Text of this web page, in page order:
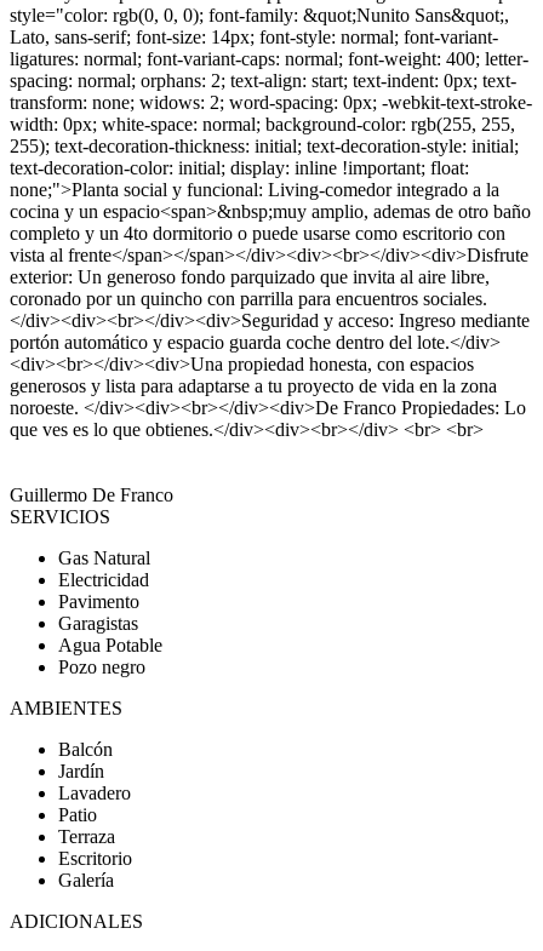
style="color: rgb(0, 0, 0); font-family: &quot;Nunito Sans&quot;,
Lato, sans-serif; font-size: 14px; font-style: normal; font-variant-
ligatures: normal; font-variant-caps: normal; font-weight: 400; letter-
spacing: normal; orphans: 2; text-align: start; text-indent: 0px; text-
transform: none; widows: 2; word-spacing: 0px; -webkit-text-stroke-
width: 0px; white-space: normal; background-color: rgb(255, 255,
255); text-decoration-thickness: initial; text-decoration-style: initial;
text-decoration-color: initial; display: inline !important; float:
none;">Planta social y funcional: Living-comedor integrado a la
cocina y un espacio<span>&nbsp;muy amplio, ademas de otro baño
completo y un 4to dormitorio o puede usarse como escritorio con
vista al frente</span></span></div><div><br></div><div>Disfrute
exterior: Un generoso fondo parquizado que invita al aire libre,
coronado por un quincho con parrilla para encuentros sociales.
</div><div><br></div><div>Seguridad y acceso: Ingreso mediante
portón automático y espacio guarda coche dentro del lote.</div>
<div><br></div><div>Una propiedad honesta, con espacios
generosos y lista para adaptarse a tu proyecto de vida en la zona
noroeste. </div><div><br></div><div>De Franco Propiedades: Lo
que ves es lo que obtienes.</div><div><br></div> <br> <br>
Guillermo De Franco
SERVICIOS
Gas Natural
Electricidad
Pavimento
Garagistas
Agua Potable
Pozo negro
AMBIENTES
Balcón
Jardín
Lavadero
Patio
Terraza
Escritorio
Galería
ADICIONALES